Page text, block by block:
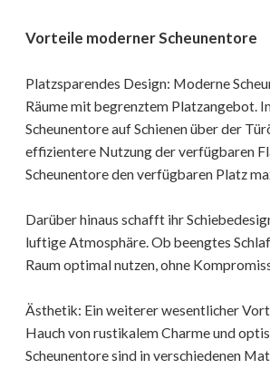
Vorteile moderner Scheunentore
Platzsparendes Design: Moderne
Räume mit begrenztem Platzangebot.
Scheunentore auf Schienen über der
effizientere Nutzung der verfügbaren
Scheunentore den verfügbaren Platz
Darüber hinaus schafft ihr
luftige Atmosphäre. Ob beengtes
Raum optimal nutzen, ohne
Ästhetik: Ein weiterer wesentlicher
Hauch von rustikalem Charme und
Scheunentore sind in verschiedenen